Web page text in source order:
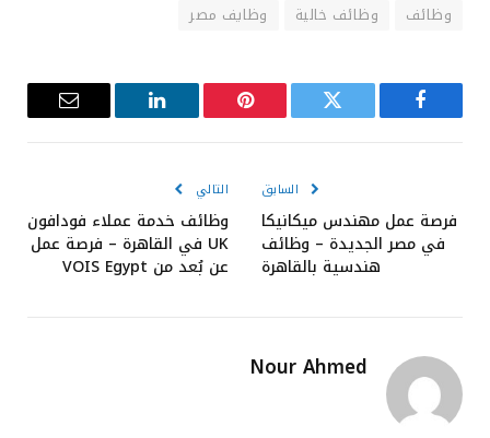
وظائف
وظائف خالية وظايف مصر
فيسبوك تويتر بينتيريست لينكدإن
البريد
السابق
فرصة عمل مهندس ميكانيكا
في مصر الجديدة – وظائف
هندسية بالقاهرة
التالي
وظائف خدمة عملاء فودافون
UK في القاهرة – فرصة عمل
عن بُعد من VOIS Egypt
Nour Ahmed